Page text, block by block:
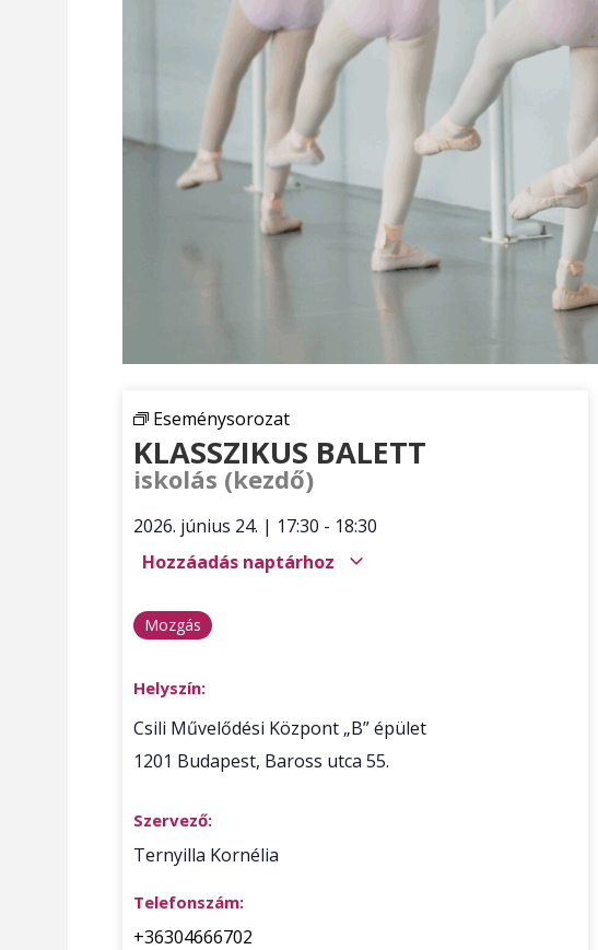
Eseménysorozat
KLASSZIKUS BALETT
iskolás (kezdő)
2026. június 24. | 17:30 - 18:30
Hozzáadás naptárhoz
Mozgás
Helyszín:
Csili Művelődési Központ „B” épület
1201 Budapest, Baross utca 55.
Szervező:
Ternyilla Kornélia
Telefonszám:
+36304666702